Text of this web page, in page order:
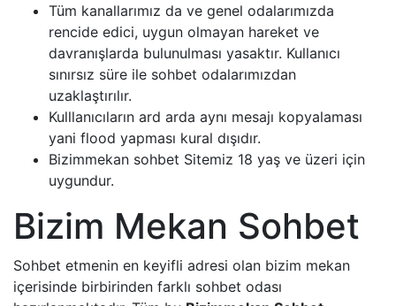
Tüm kanallarımız da ve genel odalarımızda
rencide edici, uygun olmayan hareket ve
davranışlarda bulunulması yasaktır. Kullanıcı
sınırsız süre ile sohbet odalarımızdan
uzaklaştırılır.
Kulllanıcıların ard arda aynı mesajı kopyalaması
yani flood yapması kural dışıdır.
Bizimmekan sohbet Sitemiz 18 yaş ve üzeri için
uygundur.
Bizim Mekan Sohbet
Sohbet etmenin en keyifli adresi olan bizim mekan
içerisinde birbirinden farklı sohbet odası